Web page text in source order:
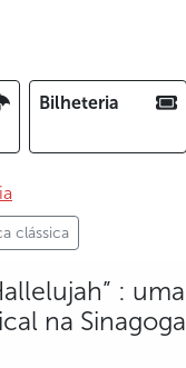
Bilheteria
clássica
: uma
na Sinagoga